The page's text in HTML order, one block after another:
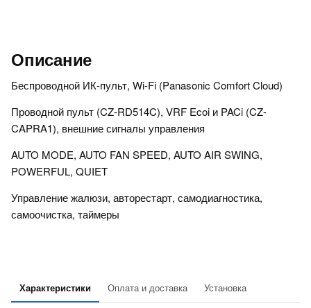
Описание
Беспроводной ИК-пульт, Wi-Fi (Panasonic Comfort Cloud)
Проводной пульт (CZ-RD514C), VRF Ecoi и PACi (CZ-
CAPRA1), внешние сигналы управления
AUTO MODE, AUTO FAN SPEED, AUTO AIR SWING,
POWERFUL, QUIET
Управление жалюзи, авторестарт, самодиагностика,
самоочистка, таймеры
Характеристики Оплата и доставка Установка